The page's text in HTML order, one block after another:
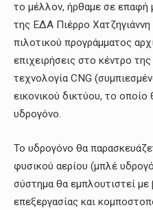
το μέλλον, ήρθαμε σε επαφή
της ΕΔΑ Πιέρρο Χατζηγιάννη
πιλοτικού προγράμματος
επιχειρήσεις στο κέντρο
τεχνολογία CNG
εικονικού δικτύου, το
υδρογόνο.
Το υδρογόνο θα
φυσικού αερίου (μπλέ
σύστημα θα εμπλουτιστεί με
επεξεργασίας και